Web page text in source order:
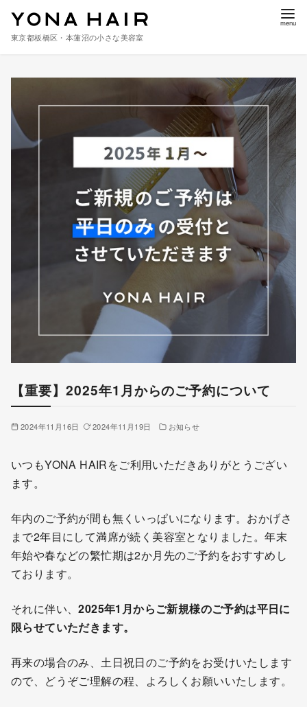
東京都板橋区・本蓮沼の小さな美容室
【重要】2025年1月からのご予約について
2024年11月16日 2024年11月19日 お知らせ
いつもYONA HAIRをご利用いただきありがとうござい
ます。
年内のご予約が間も無くいっぱいになります。おかげさ
まで2年目にして満席が続く美容室となりました。年末
年始や春などの繁忙期は2か月先のご予約をおすすめし
ております。
それに伴い、2025年1月からご新規様のご予約は平日に
限らせていただきます。
再来の場合のみ、土日祝日のご予約をお受けいたします
ので、どうぞご理解の程、よろしくお願いいたします。